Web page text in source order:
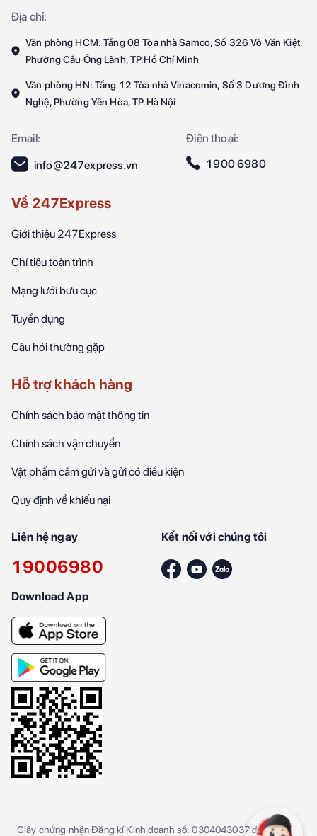
Địa chỉ:
Văn phòng HCM: Tầng 08 Tòa nhà Samco, Số 326 Võ Văn Kiệt,
Phường Cầu Ông Lãnh, TP.Hồ Chí Minh
Văn phòng HN: Tầng 12 Tòa nhà Vinacomin, Số 3 Dương Đình
Nghệ, Phường Yên Hòa, TP.Hà Nội
Email:
Điện thoại:
info@247express.vn
1900 6980
Về 247Express
Giới thiệu 247Express
Chỉ tiêu toàn trình
Mạng lưới bưu cục
Tuyển dụng
Câu hỏi thường gặp
Hỗ trợ khách hàng
Chính sách bảo mật thông tin
Chính sách vận chuyển
Vật phẩm cấm gửi và gửi có điều kiện
Quy định về khiếu nại
Liên hệ ngay
19006980
Kết nối với chúng tôi
Download App
Giấy chứng nhận Đăng kí Kinh doanh số: 0304043037 do Sở kế